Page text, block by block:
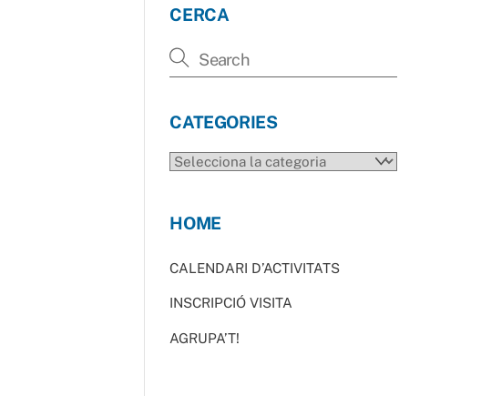
CERCA
CATEGORIES
CATEGORIES
HOME
CALENDARI D’ACTIVITATS
INSCRIPCIÓ VISITA
AGRUPA’T!